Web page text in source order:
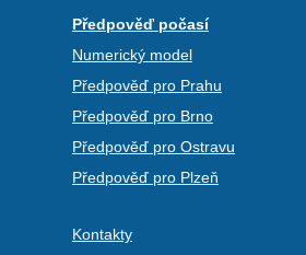
Předpověď počasí
Numerický model
Předpověď pro Prahu
Předpověď pro Brno
Předpověď pro Ostravu
Předpověď pro Plzeň
Kontakty